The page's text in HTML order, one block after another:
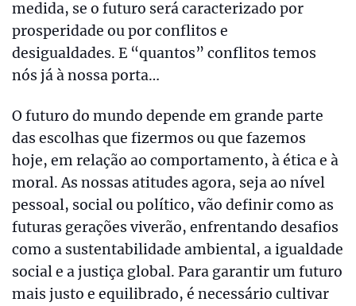
medida, se o futuro será caracterizado por
prosperidade ou por conflitos e
desigualdades. E “quantos” conflitos temos
nós já à nossa porta…
O futuro do mundo depende em grande parte
das escolhas que fizermos ou que fazemos
hoje, em relação ao comportamento, à ética e à
moral. As nossas atitudes agora, seja ao nível
pessoal, social ou político, vão definir como as
futuras gerações viverão, enfrentando desafios
como a sustentabilidade ambiental, a igualdade
social e a justiça global. Para garantir um futuro
mais justo e equilibrado, é necessário cultivar